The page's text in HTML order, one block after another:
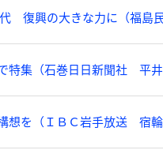
復興の大きな力に（福島
特集（石巻日日新聞社 平
想を（ＩＢＣ岩手放送 宿